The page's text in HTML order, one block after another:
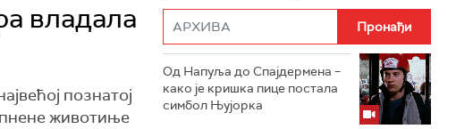
владала
познатој
животиње
Од Напуља до Спајдермена –
како је кришка пице постала
симбол Њујорка